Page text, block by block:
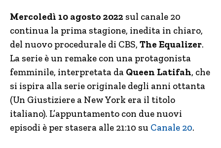
Mercoledì 10 agosto 2022 sul canale 20
continua la prima stagione, inedita in chiaro,
del nuovo procedurale di CBS, The Equalizer.
La serie è un remake con una protagonista
femminile, interpretata da Queen Latifah, che
si ispira alla serie originale degli anni ottanta
(Un Giustiziere a New York era il titolo
italiano). L’appuntamento con due nuovi
episodi è per stasera alle 21:10 su Canale 20.